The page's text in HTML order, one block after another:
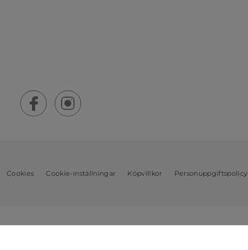
Cookies Cookie-inställningar Köpvillkor Personuppgiftspolicy